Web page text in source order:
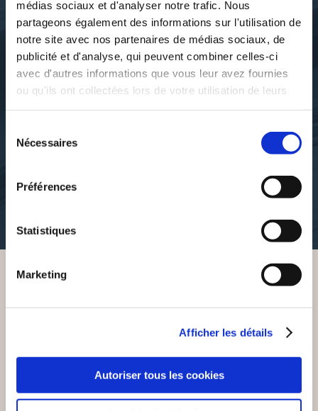
médias sociaux et d'analyser notre trafic. Nous
partageons également des informations sur l'utilisation de
notre site avec nos partenaires de médias sociaux, de
publicité et d'analyse, qui peuvent combiner celles-ci
avec d'autres informations que vous leur avez fournies
ou qu'ils ont collectées lors de votre utilisation de leurs
Nécessaires
Préférences
Statistiques
Marketing
Afficher les détails
Autoriser tous les cookies
Michel JARRY
AUTOUR D'UN
ABANDON
biographie
Michel JARRY